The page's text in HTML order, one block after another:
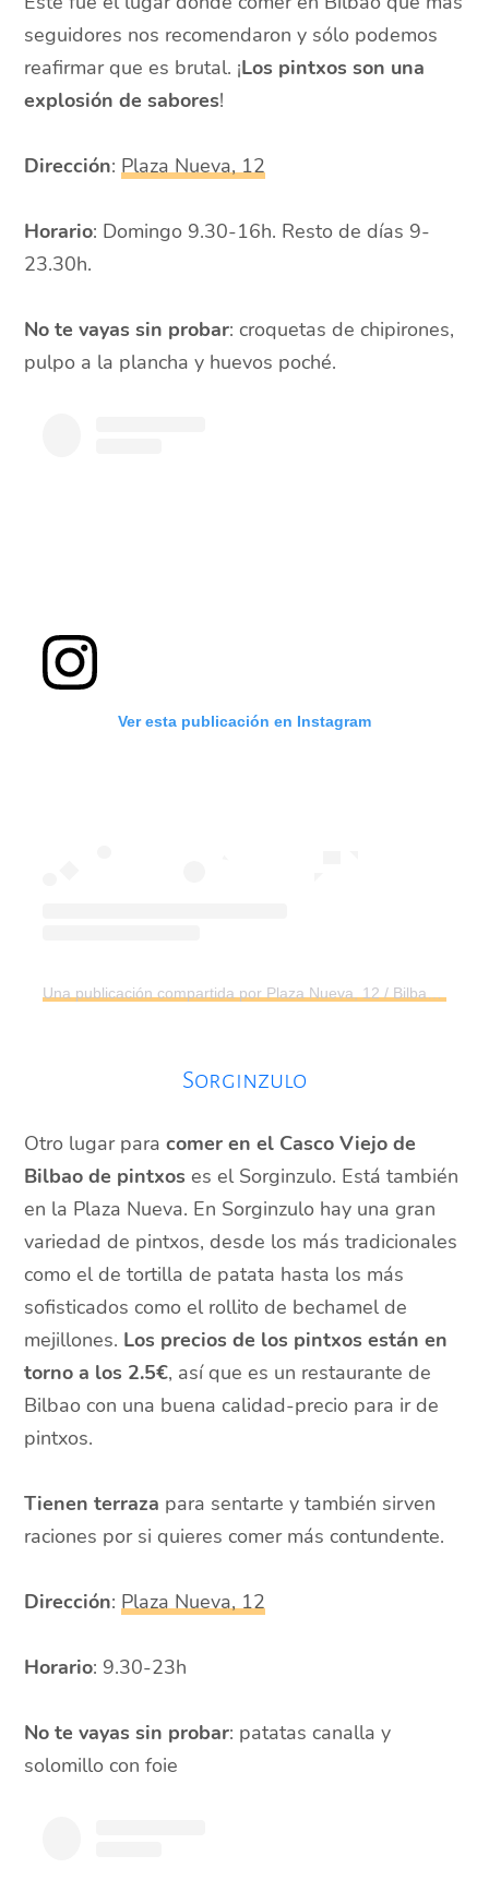
seguidores nos recomendaron y sólo podemos
reafirmar que es brutal. ¡Los pintxos son una
explosión de sabores!
Dirección:Plaza Nueva, 12
Horario: Domingo 9.30-16h. Resto de días 9-
23.30h.
No te vayas sin probar: croquetas de chipirones,
pulpo a la plancha y huevos poché.
Ver esta publicación en Instagram
Sorginzulo
Otro lugar paracomer en el Casco Viejo de
Bilbao de pintxos es el Sorginzulo. Está también
en la Plaza Nueva. En Sorginzulo hay una gran
variedad de pintxos, desde los más tradicionales
como el de tortilla de patata hasta los más
sofisticados como el rollito de bechamel de
mejillones. Los precios de los pintxos están en
torno a los 2.5€, así que es un restaurante de
Bilbao con una buena calidad-precio para ir de
pintxos.
Tienen terraza para sentarte y también sirven
raciones por si quieres comer más contundente.
Dirección:Plaza Nueva, 12
Horario: 9.30-23h
No te vayas sin probar: patatas canalla y
solomillo con foie